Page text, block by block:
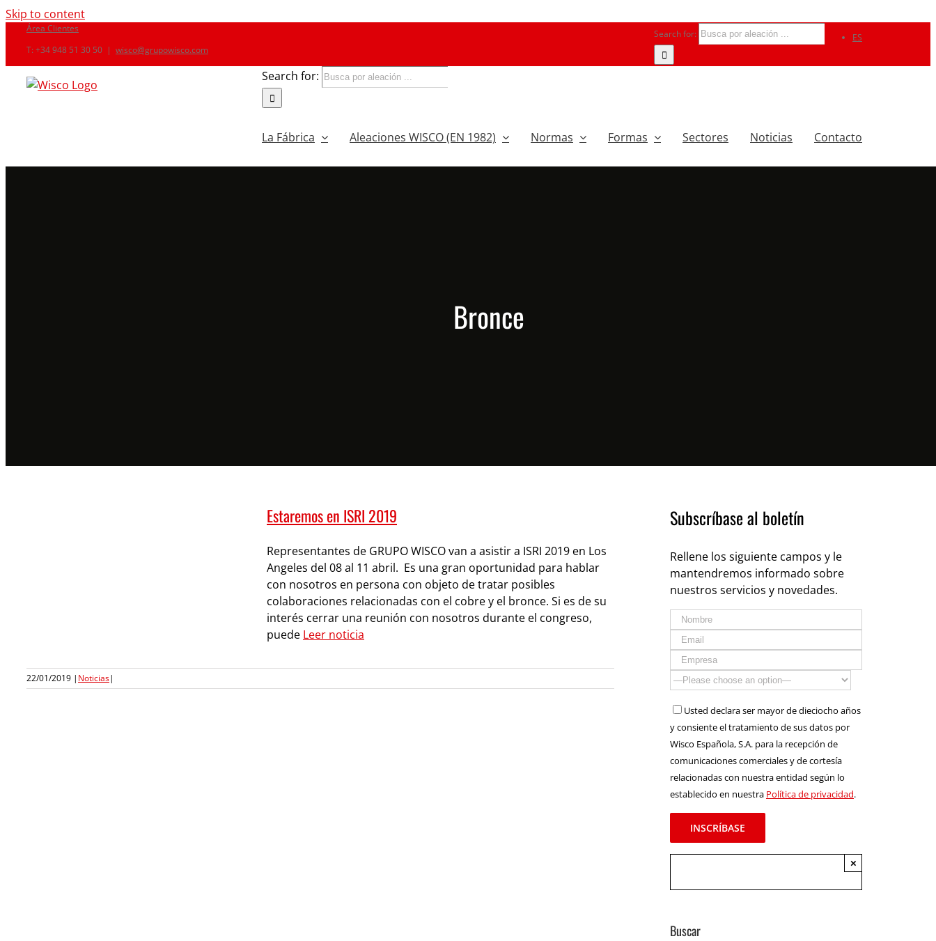
Skip to content
Área Clientes
T: +34 948 51 30 50 | wisco@grupowisco.com
ES
Search for:
Search for:
La Fábrica Aleaciones WISCO (EN 1982) Normas Formas Sectores Noticias Contacto
Bronce
Estaremos en ISRI 2019
Representantes de GRUPO WISCO van a asistir a ISRI 2019 en Los
Angeles del 08 al 11 abril. Es una gran oportunidad para hablar
con nosotros en persona con objeto de tratar posibles
colaboraciones relacionadas con el cobre y el bronce. Si es de su
interés cerrar una reunión con nosotros durante el congreso,
puede Leer noticia
22/01/2019 | Noticias|
Subscríbase al boletín
Rellene los siguiente campos y le
mantendremos informado sobre
nuestros servicios y novedades.
Usted declara ser mayor de dieciocho años
y consiente el tratamiento de sus datos por
Wisco Española, S.A. para la recepción de
comunicaciones comerciales y de cortesía
relacionadas con nuestra entidad según lo
establecido en nuestra Política de privacidad.
×
Buscar